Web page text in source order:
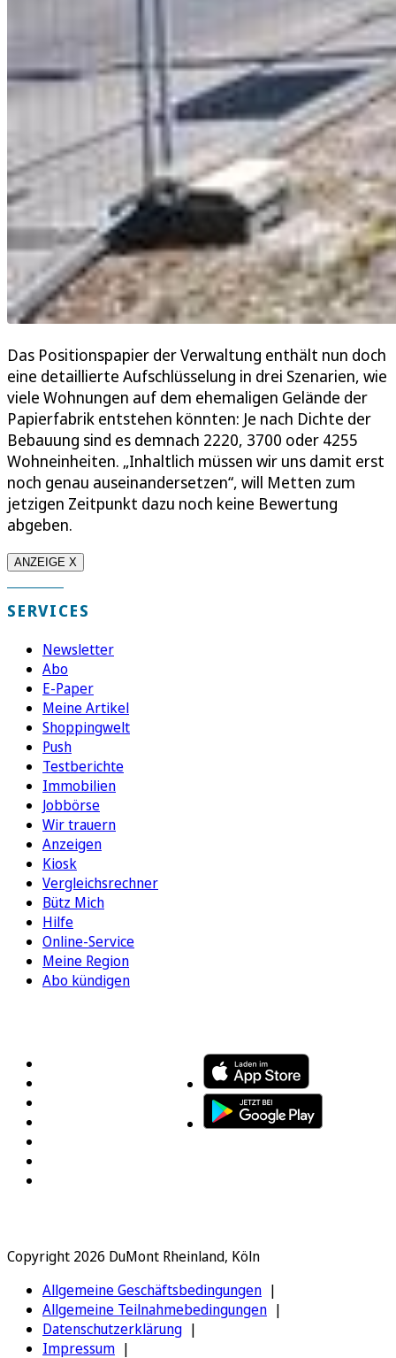
Das Positionspapier der Verwaltung enthält nun doch
eine detaillierte Aufschlüsselung in drei Szenarien, wie
viele Wohnungen auf dem ehemaligen Gelände der
Papierfabrik entstehen könnten: Je nach Dichte der
Bebauung sind es demnach 2220, 3700 oder 4255
Wohneinheiten. „Inhaltlich müssen wir uns damit erst
noch genau auseinandersetzen“, will Metten zum
jetzigen Zeitpunkt dazu noch keine Bewertung
abgeben.
ANZEIGE X
SERVICES
Newsletter
Abo
E-Paper
Meine Artikel
Shoppingwelt
Push
Testberichte
Immobilien
Jobbörse
Wir trauern
Anzeigen
Kiosk
Vergleichsrechner
Bütz Mich
Hilfe
Online-Service
Meine Region
Abo kündigen
Copyright 2026 DuMont Rheinland, Köln
Allgemeine Geschäftsbedingungen
Allgemeine Teilnahmebedingungen
Datenschutzerklärung
Impressum